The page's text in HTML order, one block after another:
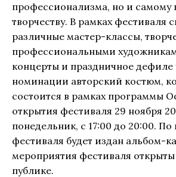
профессионализма, но и самому
творчеству. В рамках фестиваля
различные мастер-классы,
профессиональными
концерты и праздничное дефиле
номинации авторский костюм,
состоится в рамках программы
открытия фестиваля 29 ноября
понедельник, с 17:00 до 20:00. По
фестиваля будет издан альбом-
мероприятия фестиваля
публике.